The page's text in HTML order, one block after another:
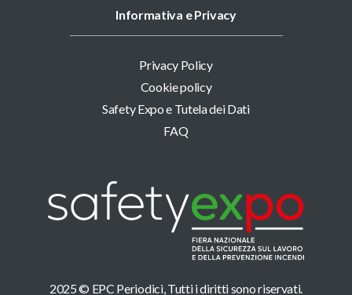
2025 © EPC Periodici, Tutti i diritti sono riservati.
Informativa e Privacy
Privacy Policy
Cookie policy
Safety Expo e Tutela dei Dati
FAQ